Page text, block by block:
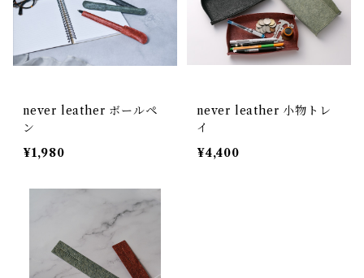
never leather ボールペ
ン
¥1,980
never leather 小物トレ
イ
¥4,400